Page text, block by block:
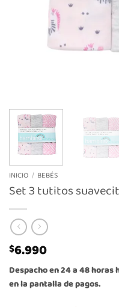
INICIO / BEBÉS
Set 3 tutitos
$6.990
Despacho en 24 a 48
en la pantalla de pagos.